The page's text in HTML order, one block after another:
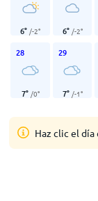
6° /-2° 6° /-2°
28
7° /0°
29
7° /-1°
Haz clic el día